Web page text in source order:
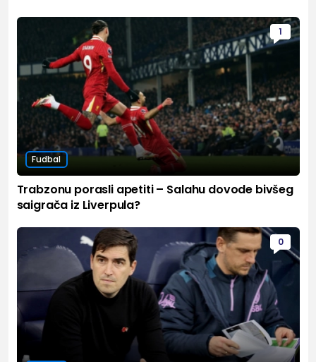
1
Fudbal
Trabzonu porasli apetiti – Salahu dovode bivšeg
saigrača iz Liverpula?
0